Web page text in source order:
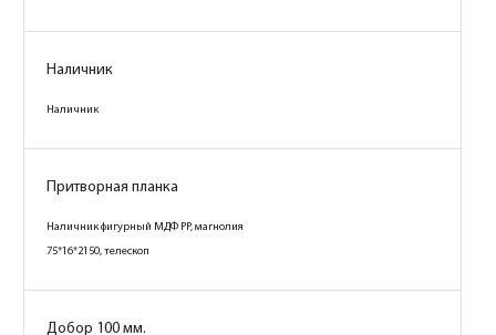
Наличник
Наличник
Притворная планка
Наличник фигурный МДФ PP, магнолия
75*16*2150, телескоп
Добор 100 мм.